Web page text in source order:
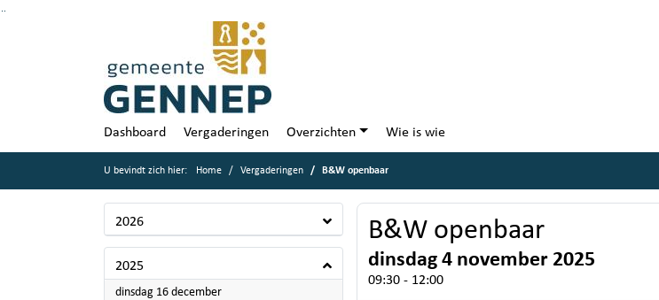
Dashboard Vergaderingen Overzichten Wie is wie
U bevindt zich hier: Home Vergaderingen B&W openbaar
2026
2025
dinsdag 16 december2025
B&W openbaar
dinsdag 4 november 2025
09:30 - 12:00